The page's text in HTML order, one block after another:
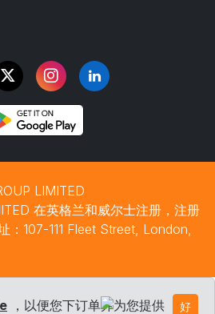
LIMITED
在英格兰和威尔士注册，注册
：107-111 Fleet Street, London,
，以便您下订单并为您提供 好